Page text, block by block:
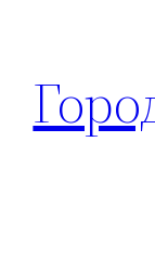
содержимому